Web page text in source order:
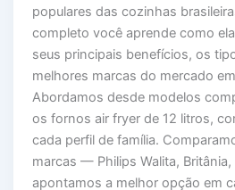
populares das cozinhas
completo você aprende como
seus principais benefícios, os
melhores marcas do mercado
Abordamos desde modelos
os fornos air fryer de 12 litros,
cada perfil de família.
marcas — Philips Walita,
apontamos a melhor opção em